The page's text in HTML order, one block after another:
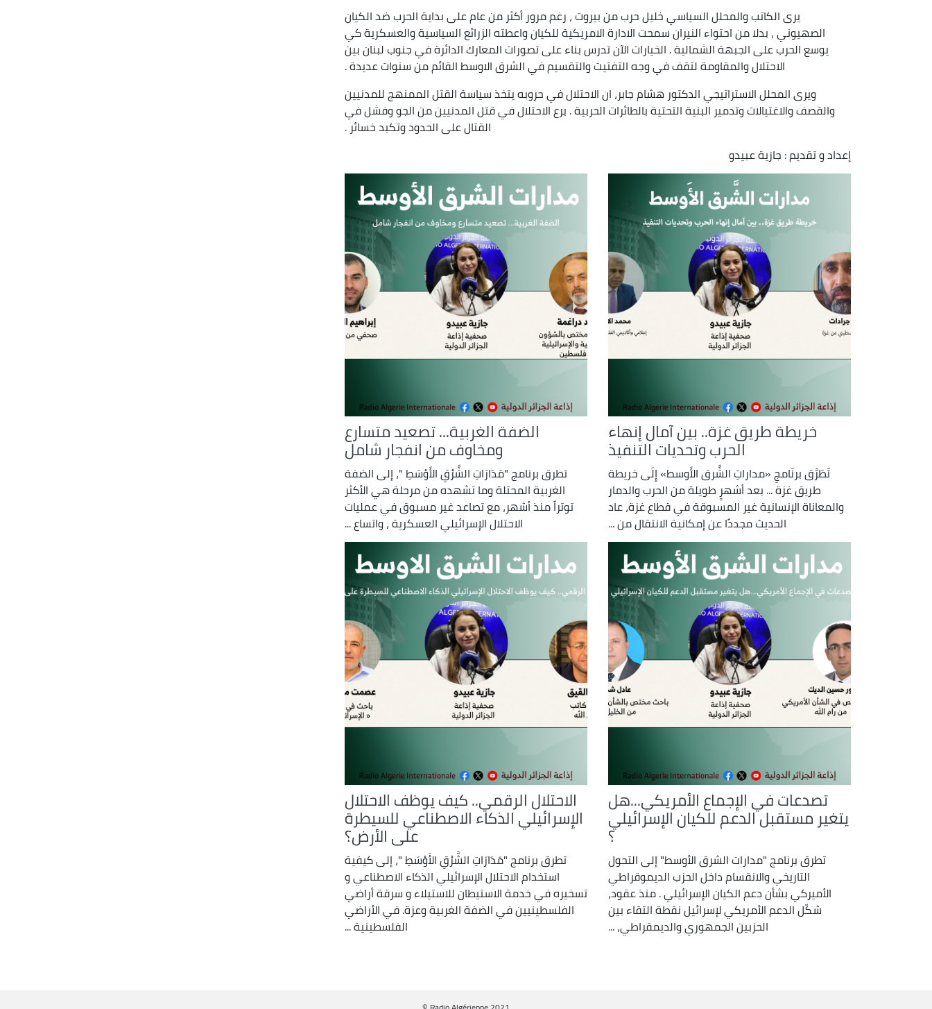
يرى الكاتب والمحلل السياسي خليل حرب من بيروت ، رغم مرور أكثر من عام على بداية الحرب ضد الكيان
الصهيوني ، بدلا من احتواء النيران سمحت الادارة الامريكية للكيان واعطته الزرائع السياسية والعسكرية كي
يوسع الحرب على الجبهة الشمالية . الخيارات الآن تدرس بناء على تصورات المعارك الدائرة في جنوب لبنان بين
الاحتلال والمقاومة لتقف في وجه التفتيت والتقسيم في الشرق الاوسط القائم من سنوات عديدة .
ويرى المحلل الاستراتيجي الدكتور هشام جابر، ان الاحتلال في حروبه يتخذ سياسة القتل الممنهج للمدنيين
والقصف والاغتيالات وتدمير البنية التحتية بالطائرات الحربية . برع الاحتلال في قتل المدنيين من الجو وفشل في
القتال على الحدود وتكبد خسائر .
إعداد و تقديم : جازية عبيدو
خريطة طريق غزة.. بين آمال إنهاء
الحرب وتحديات التنفيذ
تَطَرَّق برنَامجِ «مداراتِ الشَّرق الأَوسط» إِلَى خريطة
طريق غزة ... بعد أشهرٍ طويلة من الحرب والدمار
والمعاناة الإنسانية غير المسبوقة في قطاع غزة، عاد
الحديث مجددًا عن إمكانية الانتقال من ...
الضفة الغربية... تصعيد متسارع
ومخاوف من انفجار شامل
تطرق برنامج "مَدَارَاتِ الشَّرْقِ الأَوْسَطِ "، إلى الضفة
الغربية المحتلة وما تشهده من مرحلة هي الأكثر
توتراً منذ أشهر، مع تصاعد غير مسبوق في عمليات
الاحتلال الإسرائيلي العسكرية ، واتساع ...
تصدعات في الإجماع الأمريكي...هل
يتغير مستقبل الدعم للكيان الإسرائيلي
؟
تطرق برنامج "مدارات الشرق الأوسط" إلى التحول
التاريخي والانقسام داخل الحزب الديموقراطي
الأميركي بشأن دعم الكيان الإسرائيلي . منذ عقود،
شكّل الدعم الأمريكي لإسرائيل نقطة التقاء بين
الحزبين الجمهوري والديمقراطي، ...
الاحتلال الرقمي.. كيف يوظف الاحتلال
الإسرائيلي الذكاء الاصطناعي للسيطرة
على الأرض؟
تطرق برنامج "مَدَارَاتِ الشَّرْقِ الأَوْسَطِ "، إلى كيفية
استخدام الاحتلال الإسرائيلي الذكاء الاصطناعي و
تسخيره في خدمة الاستيطان للاستيلاء و سرقة أراضي
الفلسطينيين في الضفة الغربية وعزة. في الأراضي
الفلسطينية ...